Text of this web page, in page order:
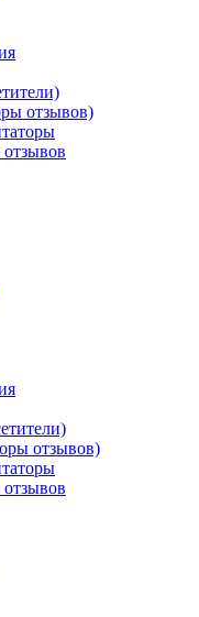
отзывов)
отзывов)